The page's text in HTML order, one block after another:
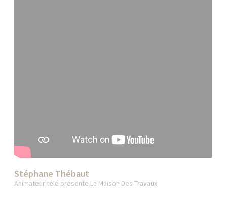
Stéphane Thébaut
Animateur télé présente La Maison Des Travaux